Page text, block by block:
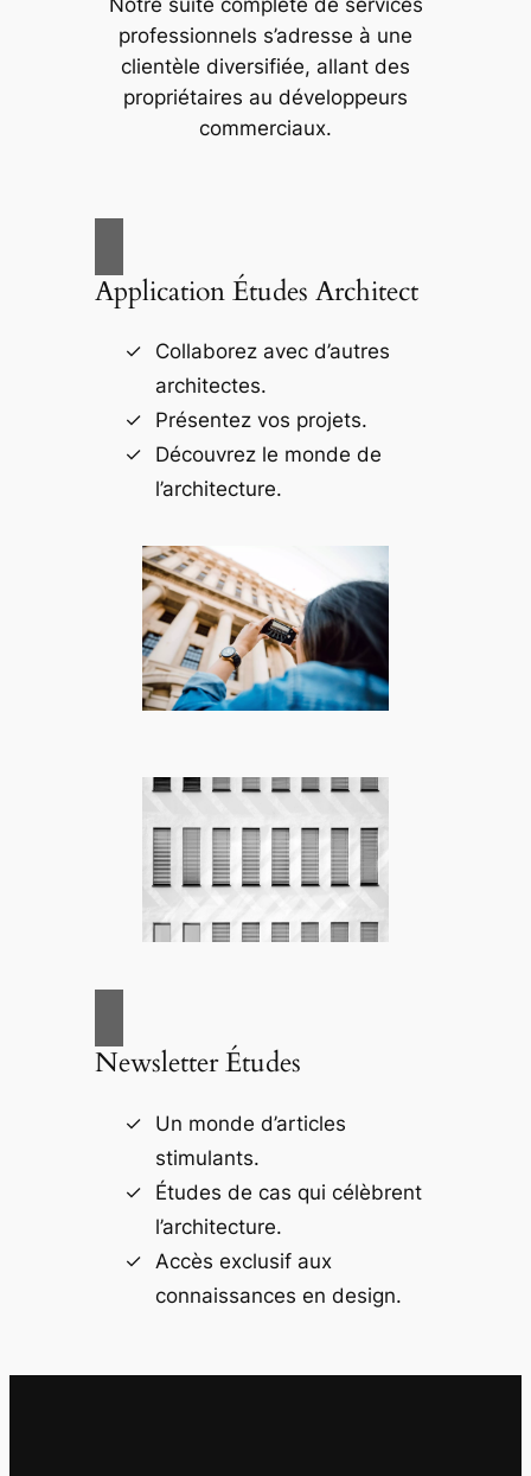
Notre suite complète de services
professionnels s’adresse à une
clientèle diversifiée, allant des
propriétaires au développeurs
commerciaux.
Application Études Architect
Collaborez avec d’autres
architectes.
Présentez vos projets.
Découvrez le monde de
l’architecture.
Newsletter Études
Un monde d’articles
stimulants.
Études de cas qui célèbrent
l’architecture.
Accès exclusif aux
connaissances en design.